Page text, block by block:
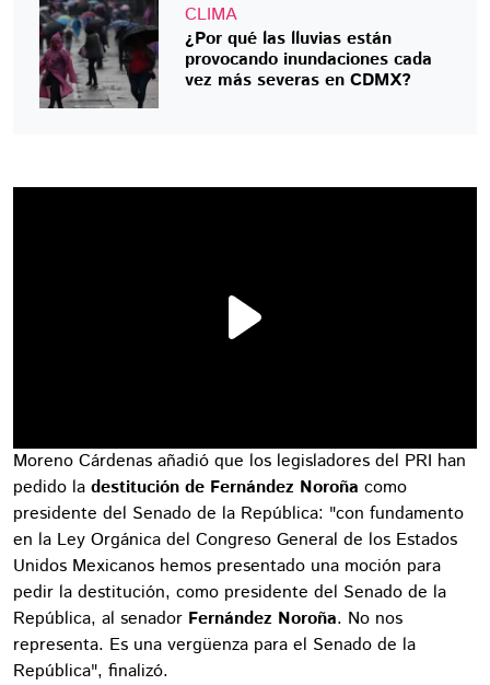
CLIMA
¿Por qué las lluvias están
provocando inundaciones cada
vez más severas en CDMX?
Moreno Cárdenas añadió que los legisladores del PRI han
pedido la destitución de Fernández Noroña como
presidente del Senado de la República: "con fundamento
en la Ley Orgánica del Congreso General de los Estados
Unidos Mexicanos hemos presentado una moción para
pedir la destitución, como presidente del Senado de la
República, al senador Fernández Noroña. No nos
representa. Es una vergüenza para el Senado de la
República", finalizó.